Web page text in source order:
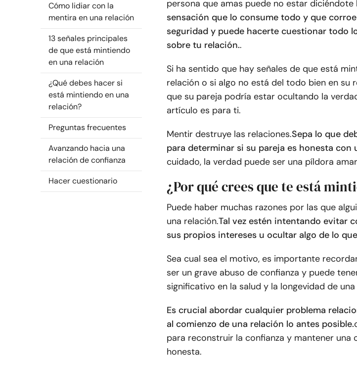
Cómo lidiar con la
mentira en una relación
13 señales principales
de que está mintiendo
en una relación
¿Qué debes hacer si
está mintiendo en una
relación?
Preguntas frecuentes
Avanzando hacia una
relación de confianza
Hacer cuestionario
persona que amas puede no estar diciéndote
sensación que lo consume todo y que
seguridad y puede hacerte cuestionar todo
sobre tu relación..
Si ha sentido que hay señales de que está
relación o si algo no está del todo bien en su
que su pareja podría estar ocultando la
artículo es para ti.
Mentir destruye las relaciones.Sepa lo que
para determinar si su pareja es honesta con
cuidado, la verdad puede ser una píldora
¿Por qué crees que te está
Puede haber muchas razones por las que
una relación.Tal vez estén intentando evitar
sus propios intereses u ocultar algo de lo
Sea cual sea el motivo, es importante
ser un grave abuso de confianza y puede
significativo en la salud y la longevidad de
Es crucial abordar cualquier problema
al comienzo de una relación lo antes posible.
para reconstruir la confianza y mantener una
honesta.